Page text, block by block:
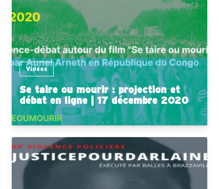
Vidéos
Se taire ou mourir : projection et
débat en ligne | 17 décembre 2020